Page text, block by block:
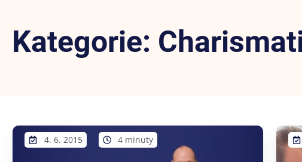
Kategorie:
4. 6. 2015 4 minuty